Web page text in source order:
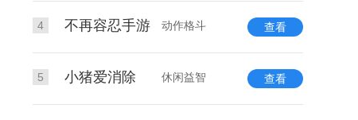
4 不再容忍手游 动作格斗 查看
5 小猪爱消除 休闲益智 查看